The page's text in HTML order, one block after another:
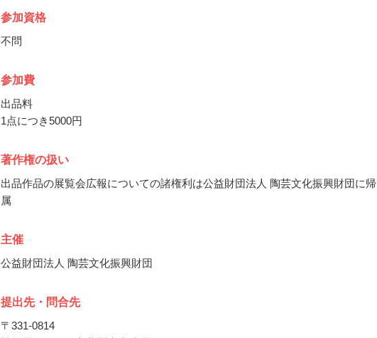
参加資格
不問
参加費
出品料
1点につき5000円
著作権の扱い
出品作品の展覧会広報についての諸権利は公益財団法人 陶芸文化振興財団に帰
属
主催
公益財団法人 陶芸文化振興財団
提出先・問合先
〒331-0814